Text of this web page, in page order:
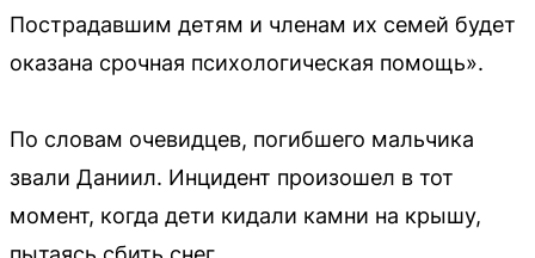
Пострадавшим детям и членам их семей будет
оказана срочная психологическая помощь».
По словам очевидцев, погибшего мальчика
звали Даниил. Инцидент произошел в тот
момент, когда дети кидали камни на крышу,